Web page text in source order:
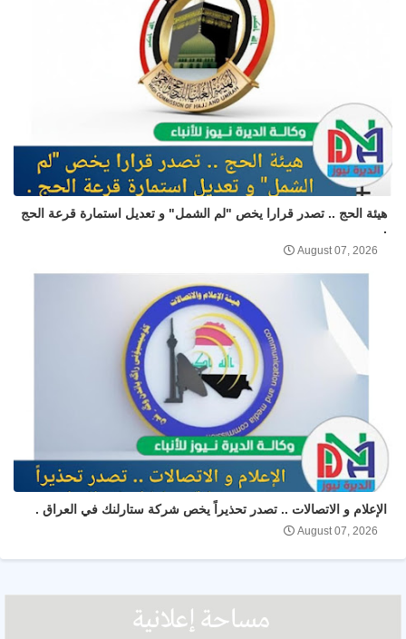
هيئة الحج .. تصدر قرارا يخص "لم الشمل" و تعديل استمارة قرعة الحج
.
August 07, 2026
الإعلام و الاتصالات .. تصدر تحذيراً يخص شركة ستارلنك في العراق .
August 07, 2026